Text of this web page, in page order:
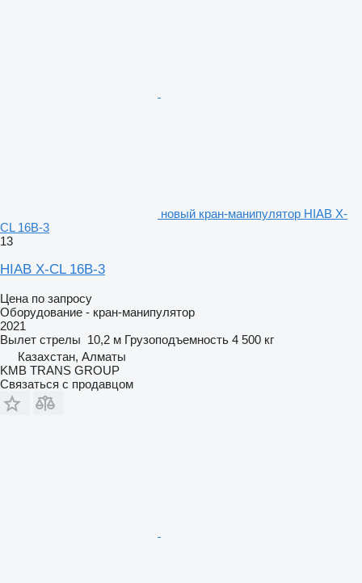
новый кран-манипулятор HIAB X-
CL 16B-3
13
HIAB X-CL 16B-3
Цена по запросу
Оборудование - кран-манипулятор
2021
Вылет стрелы 10,2 м Грузоподъемность 4 500 кг
Казахстан, Алматы
KMB TRANS GROUP
Связаться с продавцом